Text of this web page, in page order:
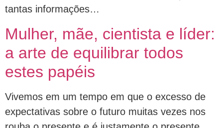
tantas informações…
Mulher, mãe, cientista e líder:
a arte de equilibrar todos
estes papéis
Vivemos em um tempo em que o excesso de
expectativas sobre o futuro muitas vezes nos